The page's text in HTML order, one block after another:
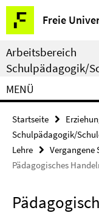
Springe
direkt
zu
Inhalt
Freie
Service-
Navigation
Arbeitsbereich
Schulpädagogik/
MENÜ
Startseite
Schulpädagogik/
Lehre
Vergangene
Pädagogisches